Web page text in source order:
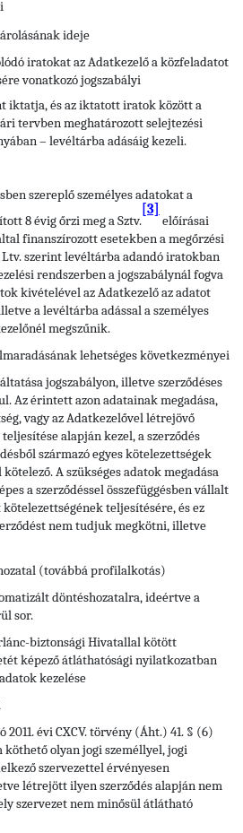
ideje
iratokat az Adatkezelő a közfeladatot
vonatkozó jogszabályi
iktatja, és az iktatott iratok között a
tervben meghatározott selejtezési
– levéltárba adásáig kezeli.
szereplő személyes adatokat a
8 évig őrzi meg a Sztv.
[3]
előírásai
finanszírozott esetekben a megőrzési
Ltv. szerint levéltárba adandó iratokban
rendszerben a jogszabálynál fogva
kivételével az Adatkezelő az adatot
a levéltárba adással a személyes
megszűnik.
lehetséges következményei
jogszabályon, illetve szerződéses
Az érintett azon adatainak megadása,
vagy az Adatkezelővel létrejövő
alapján kezel, a szerződés
származó egyes kötelezettségek
A szükséges adatok megadása
a szerződéssel összefüggésben vállalt
teljesítésére, és ez
nem tudjuk megkötni, illetve
(továbbá profilalkotás)
döntéshozatalra, ideértve a
sor.
biztonsági Hivatallal kötött
képező átláthatósági nyilatkozatban
kezelése
évi CXCV. törvény (Áht.) 41. § (6)
köthető olyan jogi személlyel, jogi
szervezettel érvényesen
létrejött ilyen szerződés alapján nem
szervezet nem minősül átlátható